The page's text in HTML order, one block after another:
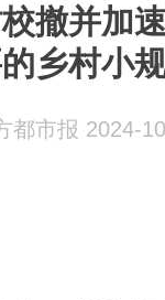
撤并加
乡村小
都市报 2024-